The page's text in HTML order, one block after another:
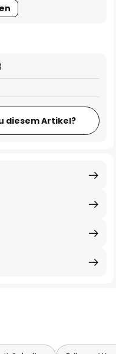
diesem Artikel?